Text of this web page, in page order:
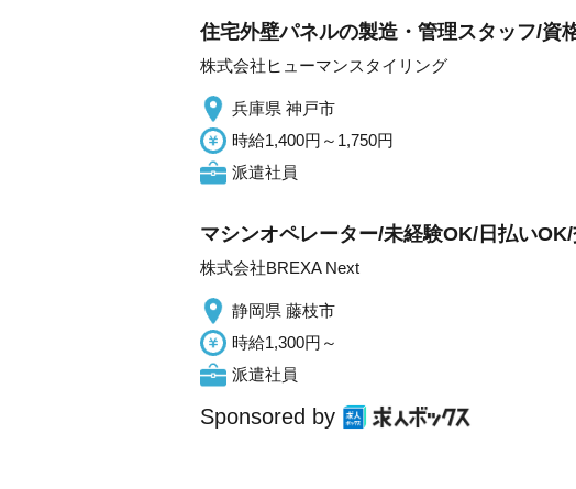
住宅外壁パネルの製造・管理スタッフ/資
株式会社ヒューマンスタイリング
兵庫県 神戸市
時給1,400円～1,750円
派遣社員
マシンオペレーター/未経験OK/日払い
株式会社BREXA Next
静岡県 藤枝市
時給1,300円～
派遣社員
Sponsored by